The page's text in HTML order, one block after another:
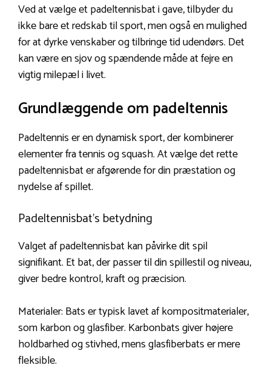
Ved at vælge et padeltennisbat i gave, tilbyder du
ikke bare et redskab til sport, men også en mulighed
for at dyrke venskaber og tilbringe tid udendørs. Det
kan være en sjov og spændende måde at fejre en
vigtig milepæl i livet.
Grundlæggende om padeltennis
Padeltennis er en dynamisk sport, der kombinerer
elementer fra tennis og squash. At vælge det rette
padeltennisbat er afgørende for din præstation og
nydelse af spillet.
Padeltennisbat’s betydning
Valget af padeltennisbat kan påvirke dit spil
signifikant. Et bat, der passer til din spillestil og niveau,
giver bedre kontrol, kraft og præcision.
Materialer: Bats er typisk lavet af kompositmaterialer,
som karbon og glasfiber. Karbonbats giver højere
holdbarhed og stivhed, mens glasfiberbats er mere
fleksible.